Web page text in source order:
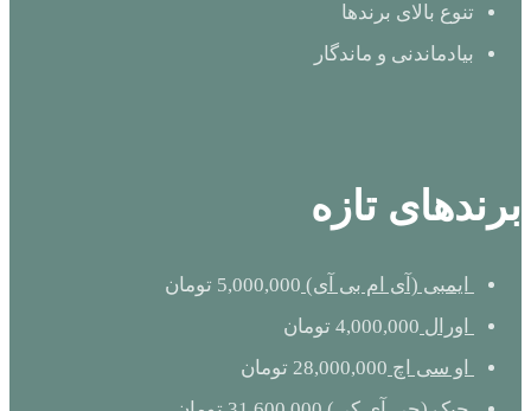
تنوع بالای برندها
بیادماندنی و ماندگار
برندهای تازه
ایمبی (آی ام بی آی) 5,000,000 تومان
اورال 4,000,000 تومان
او سی اچ 28,000,000 تومان